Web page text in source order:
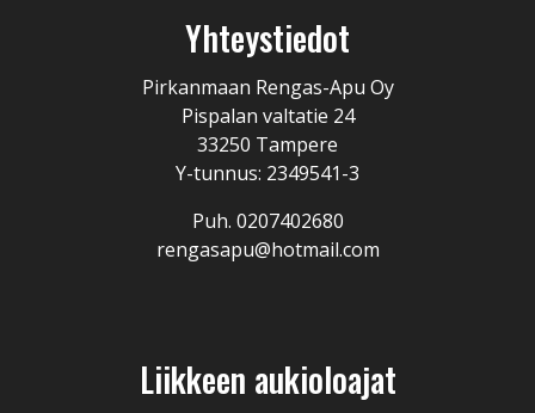
Yhteystiedot
Pirkanmaan Rengas-Apu Oy
Pispalan valtatie 24
33250 Tampere
Y-tunnus: 2349541-3
Puh. 0207402680
rengasapu@hotmail.com
Liikkeen aukioloajat